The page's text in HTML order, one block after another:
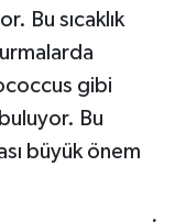
Bu sıcaklık
gibi
Bu
büyük önem